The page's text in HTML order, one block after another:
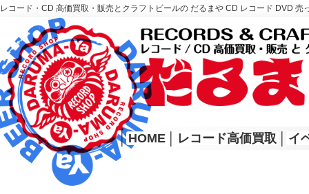
レコード・CD 高価買取・販売とクラフトビールの だるまや CD レコード DVD
レコード高価買取はこちら
HOME
│ HOME レコード高価買取 イ